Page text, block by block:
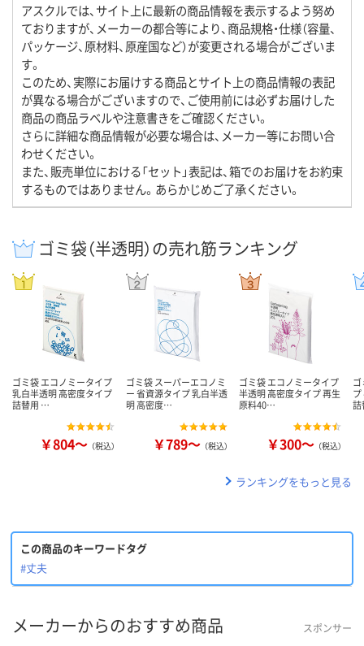
アスクルでは、サイト上に最新の商品情報を表示するよう努め
ておりますが、メーカーの都合等により、商品規格・仕様（容量、
パッケージ、原材料、原産国など）が変更される場合がございま
す。
このため、実際にお届けする商品とサイト上の商品情報の表記
が異なる場合がございますので、ご使用前には必ずお届けした
商品の商品ラベルや注意書きをご確認ください。
さらに詳細な商品情報が必要な場合は、メーカー等にお問い合
わせください。
また、販売単位における「セット」表記は、箱でのお届けをお約束
するものではありません。あらかじめご了承ください。
ゴミ袋（半透明）の売れ筋ランキング
ゴミ袋 エコノミータイプ
乳白半透明 高密度タイプ
詰替用 …
￥804～ （税込）
ゴミ袋 スーパーエコノミ
ー 省資源タイプ 乳白半透
明 高密度…
￥789～ （税込）
ゴミ袋 エコノミータイプ
半透明 高密度タイプ 再生
原料40…
￥300～ （税込）
ランキングをもっと見る
この商品のキーワードタグ
#丈夫
メーカーからのおすすめ商品 スポンサー